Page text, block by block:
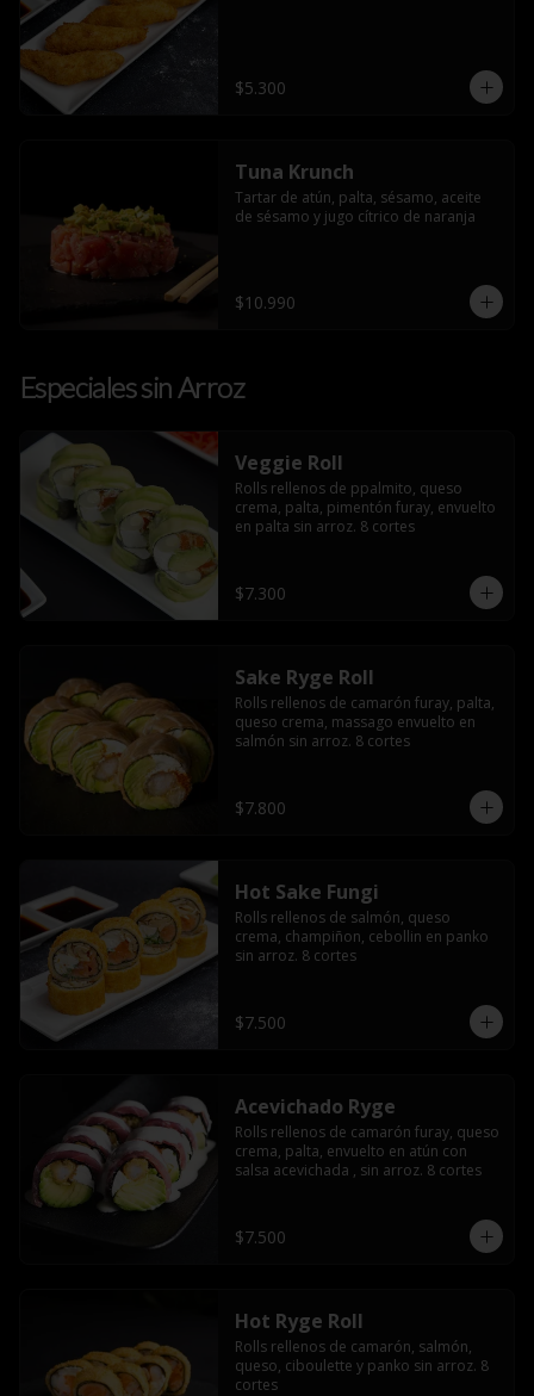
$5.300
Tuna Krunch
Tartar de atún, palta, sésamo, aceite
de sésamo y jugo cítrico de naranja
$10.990
Especiales sin Arroz
Veggie Roll
Rolls rellenos de ppalmito, queso
crema, palta, pimentón furay, envuelto
en palta sin arroz. 8 cortes
$7.300
Sake Ryge Roll
Rolls rellenos de camarón furay, palta,
queso crema, massago envuelto en
salmón sin arroz. 8 cortes
$7.800
Hot Sake Fungi
Rolls rellenos de salmón, queso
crema, champiñon, cebollin en panko
sin arroz. 8 cortes
$7.500
Acevichado Ryge
Rolls rellenos de camarón furay, queso
crema, palta, envuelto en atún con
salsa acevichada , sin arroz. 8 cortes
$7.500
Hot Ryge Roll
Rolls rellenos de camarón, salmón,
queso, ciboulette y panko sin arroz. 8
cortes